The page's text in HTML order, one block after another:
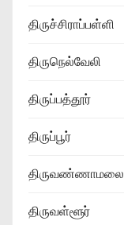
திருச்சிராப்பள்ளி
திருநெல்வேலி
திருப்பத்தூர்
திருப்பூர்
திருவண்ணாமலை
திருவள்ளூர்